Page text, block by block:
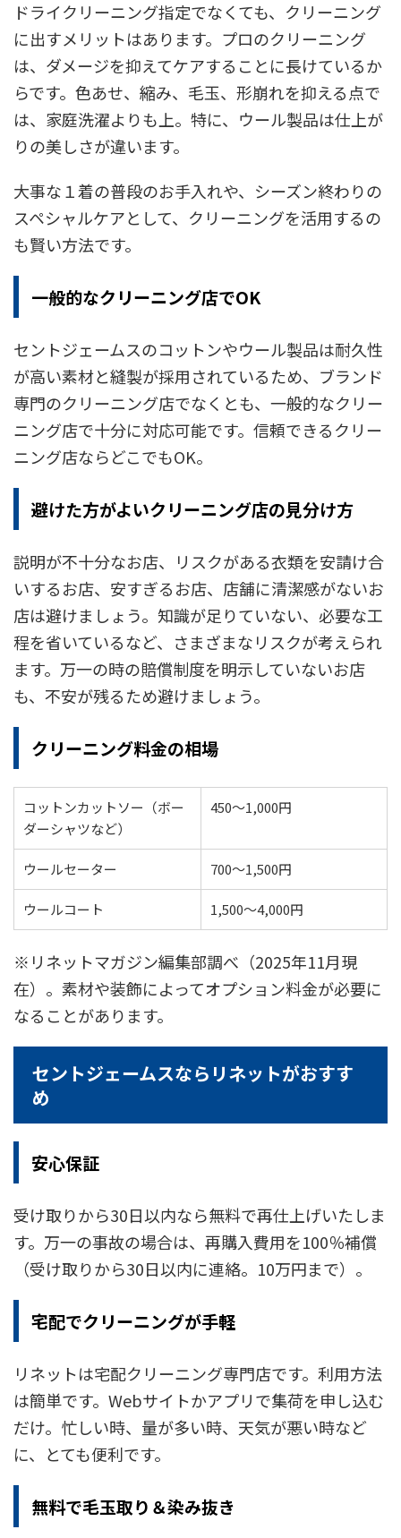
ドライクリーニング指定でなくても、クリーニング
に出すメリットはあります。プロのクリーニング
は、ダメージを抑えてケアすることに長けているか
らです。色あせ、縮み、毛玉、形崩れを抑える点で
は、家庭洗濯よりも上。特に、ウール製品は仕上が
りの美しさが違います。
大事な１着の普段のお手入れや、シーズン終わりの
スペシャルケアとして、クリーニングを活用するの
も賢い方法です。
一般的なクリーニング店でOK
セントジェームスのコットンやウール製品は耐久性
が高い素材と縫製が採用されているため、ブランド
専門のクリーニング店でなくとも、一般的なクリー
ニング店で十分に対応可能です。信頼できるクリー
ニング店ならどこでもOK。
避けた方がよいクリーニング店の見分け方
説明が不十分なお店、リスクがある衣類を安請け合
いするお店、安すぎるお店、店舗に清潔感がないお
店は避けましょう。知識が足りていない、必要な工
程を省いているなど、さまざまなリスクが考えられ
ます。万一の時の賠償制度を明示していないお店
も、不安が残るため避けましょう。
クリーニング料金の相場
コットンカットソー（ボー
ダーシャツなど）
450〜1,000円
ウールセーター 700〜1,500円
ウールコート 1,500〜4,000円
※リネットマガジン編集部調べ（2025年11月現
在）。素材や装飾によってオプション料金が必要に
なることがあります。
セントジェームスならリネットがおすす
め
安心保証
受け取りから30日以内なら無料で再仕上げいたしま
す。万一の事故の場合は、再購入費用を100％補償
（受け取りから30日以内に連絡。10万円まで）。
宅配でクリーニングが手軽
リネットは宅配クリーニング専門店です。利用方法
は簡単です。Webサイトかアプリで集荷を申し込む
だけ。忙しい時、量が多い時、天気が悪い時など
に、とても便利です。
無料で毛玉取り＆染み抜き